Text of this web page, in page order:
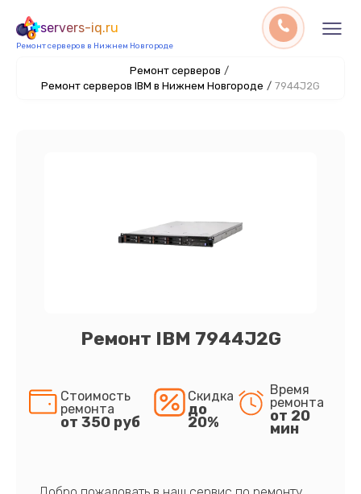
servers-iq.ru
Ремонт серверов в Нижнем Новгороде
Ремонт серверов /
Ремонт серверов IBM в Нижнем Новгороде / 7944J2G
Ремонт IBM 7944J2G
Стоимость
ремонта
от 350 руб
Скидка
до
20%
Время
ремонта
от 20
мин